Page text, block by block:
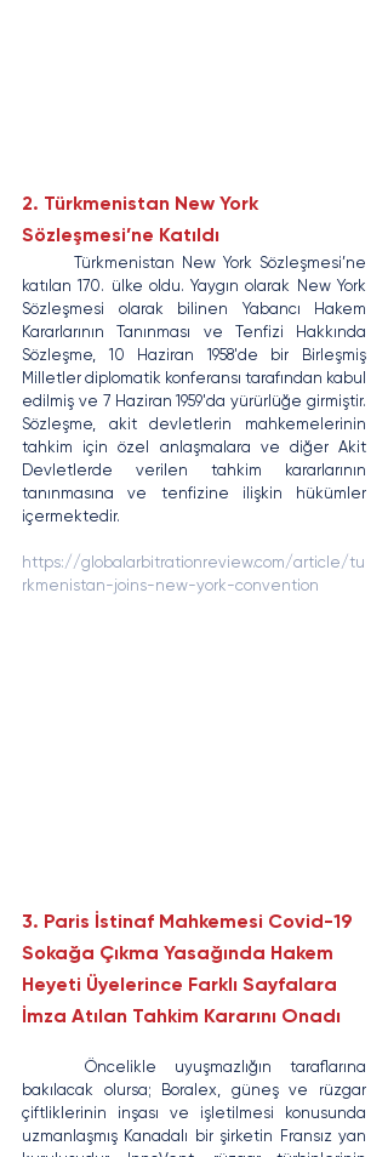
2. Türkmenistan New York
Sözleşmesi’ne Katıldı
katılan 170. ülke oldu. Yaygın olarak New York
Sözleşmesi olarak bilinen Yabancı Hakem
Kararlarının Tanınması ve Tenfizi Hakkında
Sözleşme, 10 Haziran 1958'de bir Birleşmiş
Milletler diplomatik konferansı tarafından kabul
edilmiş ve 7 Haziran 1959'da yürürlüğe girmiştir.
Sözleşme, akit devletlerin mahkemelerinin
tahkim için özel anlaşmalara ve diğer Akit
Devletlerde verilen tahkim kararlarının
tanınmasına ve tenfizine ilişkin hükümler
içermektedir.
https://globalarbitrationreview.com/article/tu
rkmenistan-joins-new-york-convention
3. Paris İstinaf Mahkemesi Covid-19
Sokağa Çıkma Yasağında Hakem
Heyeti Üyelerince Farklı Sayfalara
İmza Atılan Tahkim Kararını Onadı
bakılacak olursa; Boralex, güneş ve rüzgar
çiftliklerinin inşası ve işletilmesi konusunda
uzmanlaşmış Kanadalı bir şirketin Fransız yan